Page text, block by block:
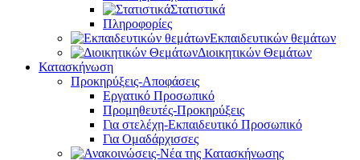
Στατιστικά
Πληροφορίες
Εκπαιδευτικών θεμάτων
Διοικητικών Θεμάτων
Κατασκήνωση
Προκηρύξεις-Αποφάσεις
Εργατικό Προσωπικό
Προμηθευτές-Προκηρύξεις
Για στελέχη-Εκπαιδευτικό Προσωπικό
Για Ομαδάρχισσες